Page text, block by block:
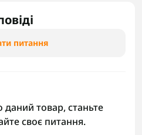
питання
товар, станьте
своє питання.